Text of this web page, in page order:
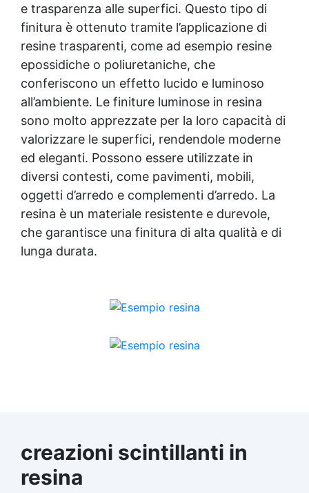
e trasparenza alle superfici. Questo tipo di
finitura è ottenuto tramite l’applicazione di
resine trasparenti, come ad esempio resine
epossidiche o poliuretaniche, che
conferiscono un effetto lucido e luminoso
all’ambiente. Le finiture luminose in resina
sono molto apprezzate per la loro capacità di
valorizzare le superfici, rendendole moderne
ed eleganti. Possono essere utilizzate in
diversi contesti, come pavimenti, mobili,
oggetti d’arredo e complementi d’arredo. La
resina è un materiale resistente e durevole,
che garantisce una finitura di alta qualità e di
lunga durata.
creazioni scintillanti in
resina